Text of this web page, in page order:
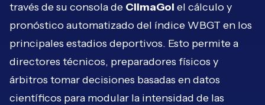
través de su consola de ClimaGol el cálculo y
pronóstico automatizado del índice WBGT en los
principales estadios deportivos. Esto permite a
directores técnicos, preparadores físicos y
árbitros tomar decisiones basadas en datos
científicos para modular la intensidad de las